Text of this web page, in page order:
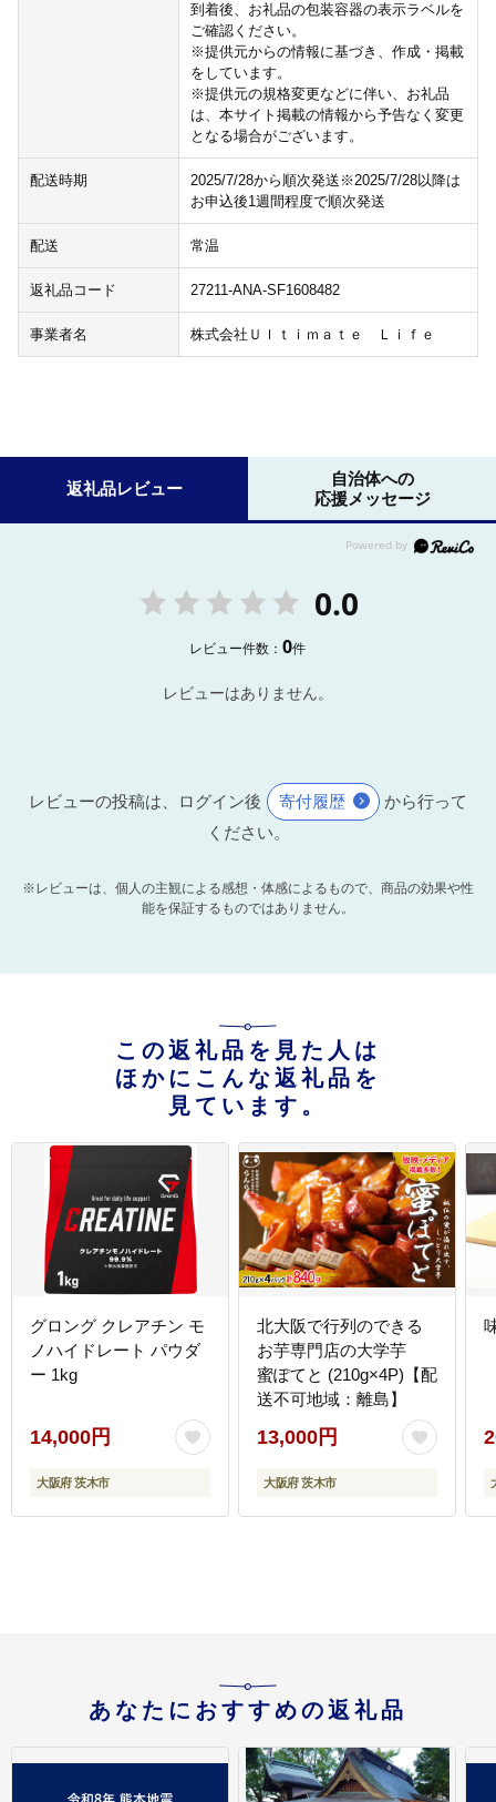
到着後、お礼品の包装容器の表示ラベルを
ご確認ください。
※提供元からの情報に基づき、作成・掲載
をしています。
※提供元の規格変更などに伴い、お礼品
は、本サイト掲載の情報から予告なく変更
となる場合がございます。
配送時期
2025/7/28から順次発送※2025/7/28以降は
お申込後1週間程度で順次発送
配送 常温
返礼品コード 27211-ANA-SF1608482
事業者名 株式会社Ｕｌｔｉｍａｔｅ Ｌｉｆｅ
返礼品レビュー
自治体への
応援メッセージ
0.0
レビュー件数：0件
レビューはありません。
レビューの投稿は、ログイン後 寄付履歴
から行って
ください。
※レビューは、個人の主観による感想・体感によるもので、商品の効果や性
能を保証するものではありません。
この返礼品を見た人は
ほかにこんな返礼品を
見ています。
グロング クレアチン モ
ノハイドレート パウダ
ー 1kg
14,000円
大阪府 茨木市
北大阪で行列のできる
お芋専門店の大学芋
蜜ぽてと (210g×4P)【配
送不可地域：離島】
13,000円
大阪府 茨木市
あなたにおすすめの返礼品